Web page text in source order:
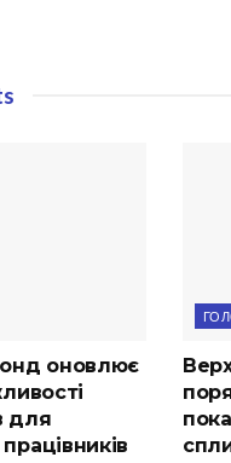
оновлює
для